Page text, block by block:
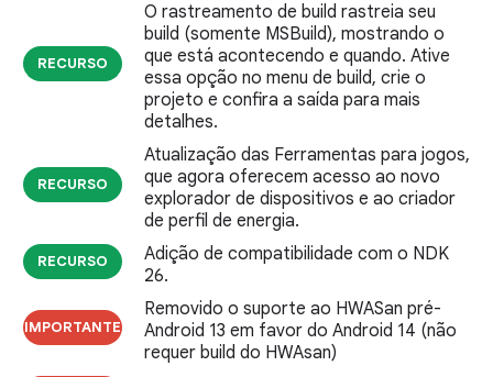
RECURSO
O rastreamento de build rastreia seu
build (somente MSBuild), mostrando o
que está acontecendo e quando. Ative
essa opção no menu de build, crie o
projeto e confira a saída para mais
detalhes.
RECURSO
Atualização das Ferramentas para jogos,
que agora oferecem acesso ao novo
explorador de dispositivos e ao criador
de perfil de energia.
RECURSO
Adição de compatibilidade com o NDK
26.
IMPORTANTE
Removido o suporte ao HWASan pré-
Android 13 em favor do Android 14 (não
requer build do HWAsan)